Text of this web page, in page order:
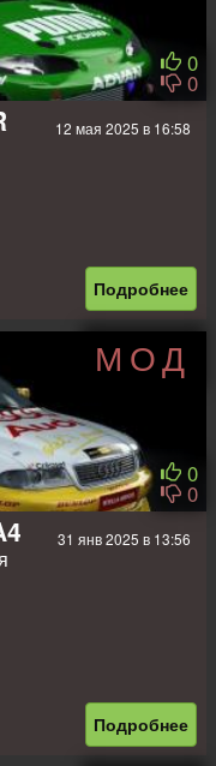
0
0
12 мая 2025 в 16:58
Подробнее
МОД
0
0
31 янв 2025 в 13:56
Подробнее